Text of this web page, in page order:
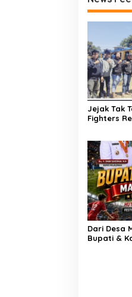
Jejak Tak
Fighters
Jalan
Untuk
Aiptu
Berbuah
Menonjol
Dari Desa
Bupati &